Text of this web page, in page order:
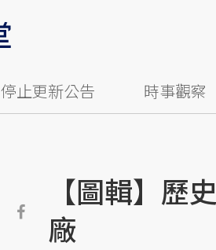
停止更新公告 時事觀察
【圖輯】歷
廠